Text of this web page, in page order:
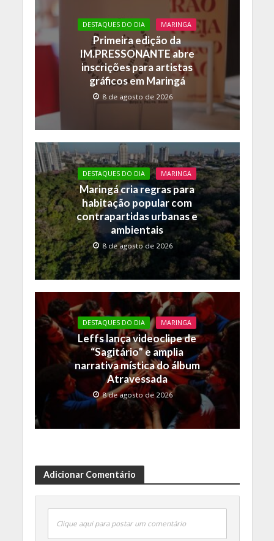
o
o
k
A
p
p
Li
n
k
DESTAQUES DO DIA MARINGA
Primeira edição da
IM.PRESSONANTE abre
inscrições para artistas
gráficos em Maringá
8 de agosto de 2026
DESTAQUES DO DIA MARINGA
Maringá cria regras para
habitação popular com
contrapartidas urbanas e
ambientais
8 de agosto de 2026
DESTAQUES DO DIA MARINGA
Leffs lança videoclipe de
“Sagitário” e amplia
narrativa mística do álbum
Atravessada
8 de agosto de 2026
Adicionar Comentário
Clique aqui para postar um comentário